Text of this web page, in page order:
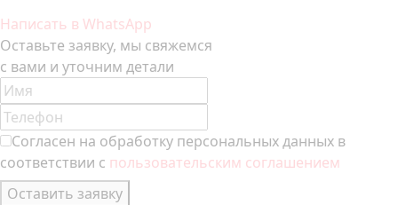
Написать в WhatsApp
Оставьте заявку, мы свяжемся
с вами и уточним детали
Согласен на обработку персональных данных в
соответствии с пользовательским соглашением
Оставить заявку